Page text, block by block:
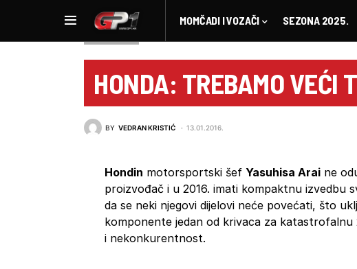
MOMČADI I VOZAČI SEZONA 2025.
HONDA: TREBAMO VEĆI
BY VEDRAN KRISTIĆ 13.01.2016.
Hondin motorsportski šef Yasuhisa Arai ne
proizvođač i u 2016. imati kompaktnu izvedbu
da se neki njegovi dijelovi neće povećati, što
komponente jedan od krivaca za katastrofalnu
i nekonkurentnost.